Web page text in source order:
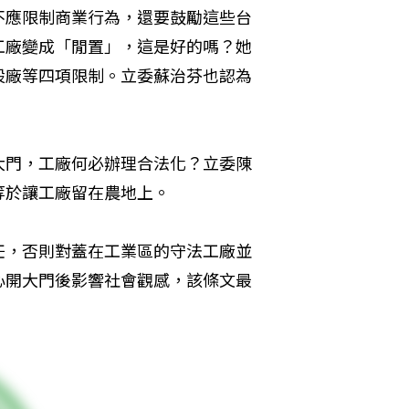
限制商業行為，還要鼓勵這些台
變成「閒置」，這是好的嗎？她
等四項限制。立委蘇治芬也認為
，工廠何必辦理合法化？立委陳
讓工廠留在農地上。
否則對蓋在工業區的守法工廠並
大門後影響社會觀感，該條文最